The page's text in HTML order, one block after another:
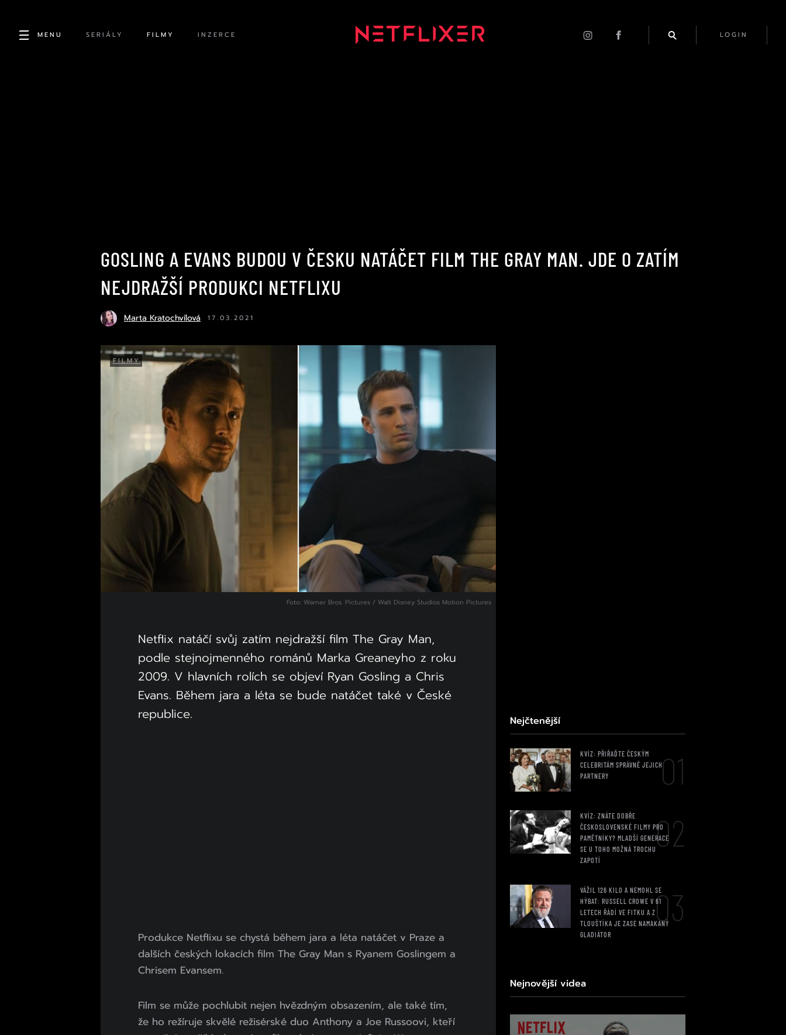
MENU SERIÁLY FILMY INZERCE LOGIN
GOSLING A EVANS BUDOU V ČESKU NATÁČET FILM THE GRAY MAN. JDE O ZATÍM
NEJDRAŽŠÍ PRODUKCI NETFLIXU
Marta Kratochvílová 17.03.2021
FILMY
Foto: Warner Bros. Pictures / Walt Disney Studios Motion Pictures
Netflix natáčí svůj zatím nejdražší film The Gray Man,
podle stejnojmenného románů Marka Greaneyho z roku
2009. V hlavních rolích se objeví Ryan Gosling a Chris
Evans. Během jara a léta se bude natáčet také v České
republice.
Produkce Netflixu se chystá během jara a léta natáčet v Praze a
dalších českých lokacích film The Gray Man s Ryanem Goslingem a
Chrisem Evansem.
Film se může pochlubit nejen hvězdným obsazením, ale také tím,
že ho režíruje skvělé režisérské duo Anthony a Joe Russoovi, kteří
Nejčtenější
KVÍZ: PŘIŘAĎTE ČESKÝM
CELEBRITÁM SPRÁVNĚ JEJICH
PARTNERY
01
KVÍZ: ZNÁTE DOBŘE
ČESKOSLOVENSKÉ FILMY PRO
PAMĚTNÍKY? MLADŠÍ GENERACE
SE U TOHO MOŽNÁ TROCHU
ZAPOTÍ
02
VÁŽIL 126 KILO A NEMOHL SE
HÝBAT: RUSSELL CROWE V 61
LETECH ŘÁDÍ VE FITKU A Z
TLOUŠTÍKA JE ZASE NAMAKANÝ
GLADIÁTOR
03
Nejnovější videa